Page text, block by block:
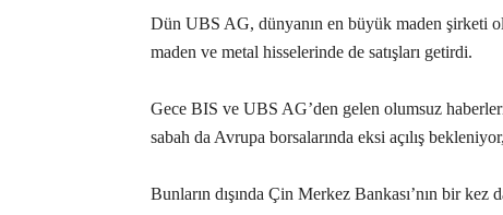
Dün UBS AG, dünyanın en büyük maden şirketi
maden ve metal hisselerinde de satışları getirdi.
Gece BIS ve UBS AG’den gelen olumsuz
sabah da Avrupa borsalarında eksi açılış
Bunların dışında Çin Merkez Bankası’nın bir